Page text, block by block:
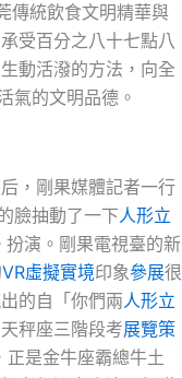
傳統飲食文明精華與
受百分之八十七點八
生動活潑的方法，向全
氣的文明品德。
，剛果媒體記者一行
臉抽動了一下人形立
演。剛果電視臺的新
VR虛擬實境印象參展很
的自「你們兩人形立
秤座三階段考展覽策
正是金牛座霸總牛土